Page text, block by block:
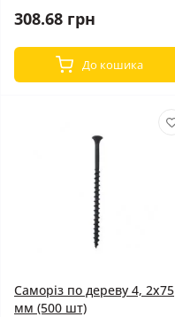
308.68 грн
До кошика
Саморіз по дереву 4, 2x75
мм (500 шт)